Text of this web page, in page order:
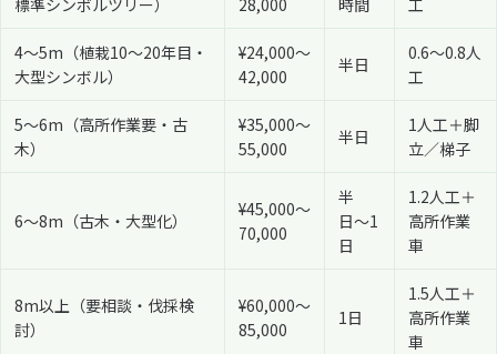
4〜5m（植栽10〜20年目・
大型シンボル）
¥24,000〜
42,000
半日
0.6〜0.8人
工
5〜6m（高所作業要・古
木）
¥35,000〜
55,000
半日
1人工＋脚
立／梯子
6〜8m（古木・大型化）
¥45,000〜
70,000
半
日〜1
日
1.2人工＋
高所作業
車
8m以上（要相談・伐採検
討）
¥60,000〜
85,000
1日
1.5人工＋
高所作業
車